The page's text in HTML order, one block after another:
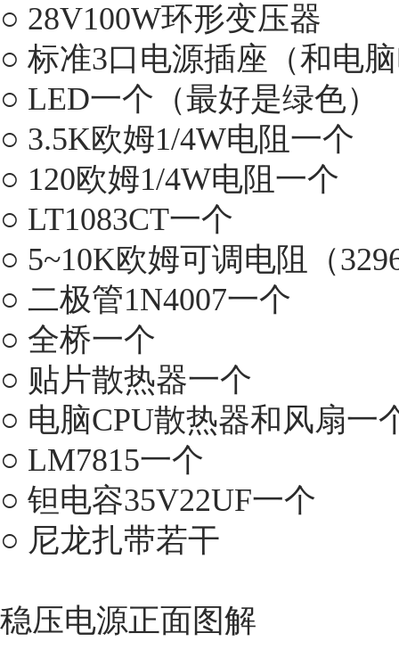
○ 28V100W环形变压器
○ 标准3口电源插座（和电
○ LED一个（最好是绿色）
○ 3.5K欧姆1/4W电阻一个
○ 120欧姆1/4W电阻一个
○ LT1083CT一个
○ 5~10K欧姆可调电阻（
○ 二极管1N4007一个
○ 全桥一个
○ 贴片散热器一个
○ 电脑CPU散热器和风扇一
○ LM7815一个
○ 钽电容35V22UF一个
○ 尼龙扎带若干
稳压电源正面图解